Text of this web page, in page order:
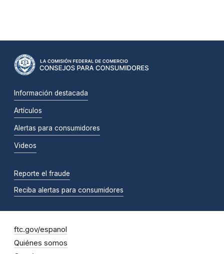
Información destacada
Artículos
Alertas para consumidores
Videos
Reporte el fraude
Reciba alertas para consumidores
ftc.gov/espanol
Quiénes somos